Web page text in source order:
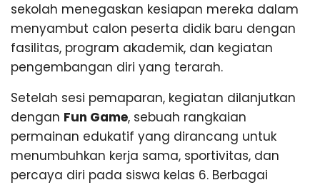
sekolah menegaskan kesiapan mereka dalam
menyambut calon peserta didik baru dengan
fasilitas, program akademik, dan kegiatan
pengembangan diri yang terarah.
Setelah sesi pemaparan, kegiatan dilanjutkan
dengan Fun Game, sebuah rangkaian
permainan edukatif yang dirancang untuk
menumbuhkan kerja sama, sportivitas, dan
percaya diri pada siswa kelas 6. Berbagai